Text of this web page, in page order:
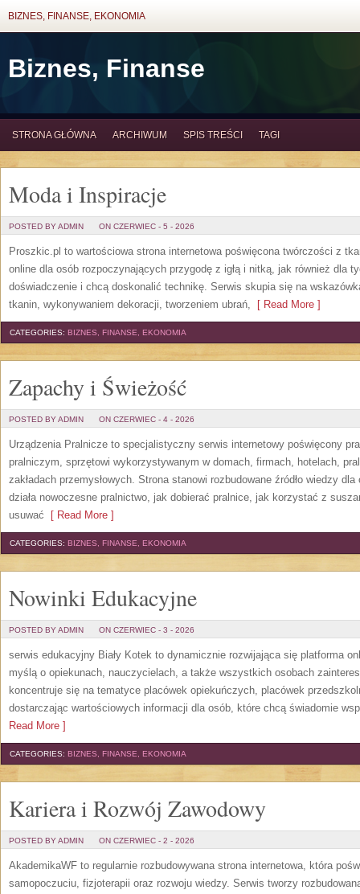
BIZNES, FINANSE, EKONOMIA
Biznes, Finanse
STRONA GŁÓWNA ARCHIWUM SPIS TREŚCI TAGI
Moda i Inspiracje
POSTED BY ADMIN ON CZERWIEC - 5 - 2026
Proszkic.pl to wartościowa strona internetowa poświęcona twórczości z
online dla osób rozpoczynających przygodę z igłą i nitką, jak również dla
doświadczenie i chcą doskonalić technikę. Serwis skupia się na
tkanin, wykonywaniem dekoracji, tworzeniem ubrań, [ Read More ]
CATEGORIES: BIZNES, FINANSE, EKONOMIA
Zapachy i Świeżość
POSTED BY ADMIN ON CZERWIEC - 4 - 2026
Urządzenia Pralnicze to specjalistyczny serwis internetowy poświęcony
pralniczym, sprzętowi wykorzystywanym w domach, firmach, hotelach,
zakładach przemysłowych. Strona stanowi rozbudowane źródło wiedzy
działa nowoczesne pralnictwo, jak dobierać pralnice, jak korzystać z
usuwać [ Read More ]
CATEGORIES: BIZNES, FINANSE, EKONOMIA
Nowinki Edukacyjne
POSTED BY ADMIN ON CZERWIEC - 3 - 2026
serwis edukacyjny Biały Kotek to dynamicznie rozwijająca się platforma
myślą o opiekunach, nauczycielach, a także wszystkich osobach
koncentruje się na tematyce placówek opiekuńczych, placówek
dostarczając wartościowych informacji dla osób, które chcą świadomie
Read More ]
CATEGORIES: BIZNES, FINANSE, EKONOMIA
Kariera i Rozwój Zawodowy
POSTED BY ADMIN ON CZERWIEC - 2 - 2026
AkademikaWF to regularnie rozbudowywana strona internetowa, która
samopoczuciu, fizjoterapii oraz rozwoju wiedzy. Serwis tworzy